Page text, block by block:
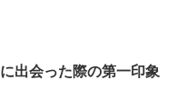
出会った際の第一印象